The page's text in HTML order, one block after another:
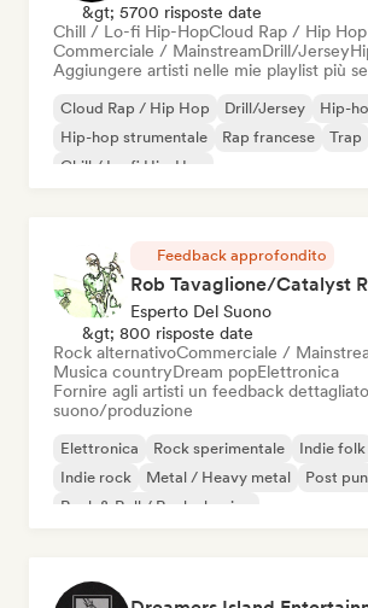
&gt; 5700 risposte date
Chill / Lo-fi Hip-HopCloud Rap / Hip Hop
Commerciale / MainstreamDrill/Jersey
Aggiungere artisti nelle mie playlist più
Cloud Rap / Hip Hop Drill/Jersey
Hip-
Hip-hop strumentale
Rap francese Trap
Chill / Lo-fi Hip-Hop
Feedback approfondito
Rob Tavaglione/Catalyst
Esperto Del Suono
&gt; 800 risposte date
Rock alternativoCommerciale /
Musica countryDream popElettronica
Fornire agli artisti un feedback
suono/produzione
Elettronica Rock sperimentale Indie folk
Indie rock
Metal / Heavy metal
Post
Rock & Roll / Rock classico